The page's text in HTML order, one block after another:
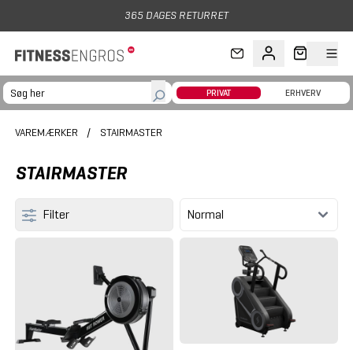
PRIVAT ERHVERV
VAREMÆRKER / STAIRMASTER
STAIRMASTER
Filter